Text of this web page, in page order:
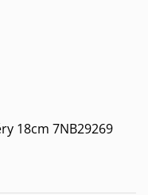
18cm 7NB29269